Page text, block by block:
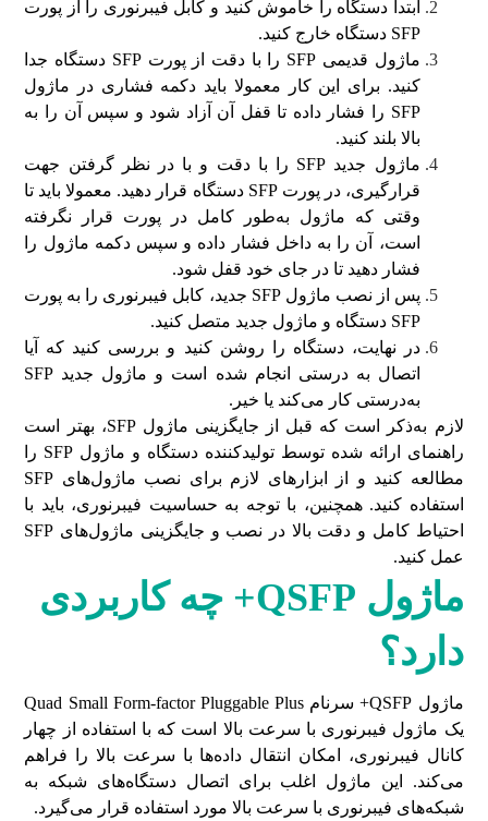
ابتدا دستگاه را خاموش کنید و کابل فیبرنوری را از پورت
SFP دستگاه خارج کنید.
ماژول قدیمی SFP را با دقت از پورت SFP دستگاه جدا
کنید. برای این کار معمولا باید دکمه فشاری در ماژول
SFP را فشار داده تا قفل آن آزاد شود و سپس آن را به
بالا بلند کنید.
ماژول جدید SFP را با دقت و با در نظر گرفتن جهت
قرارگیری، در پورت SFP دستگاه قرار دهید. معمولا باید تا
وقتی که ماژول به‌طور کامل در پورت قرار نگرفته
است، آن را به داخل فشار داده و سپس دکمه ماژول را
فشار دهید تا در جای خود قفل شود.
پس از نصب ماژول SFP جدید، کابل فیبرنوری را به پورت
SFP دستگاه و ماژول جدید متصل کنید.
در نهایت، دستگاه را روشن کنید و بررسی کنید که آیا
اتصال به درستی انجام شده است و ماژول جدید SFP
به‌درستی کار می‌کند یا خیر.
لازم به‌ذکر است که قبل از جایگزینی ماژول SFP، بهتر است
راهنمای ارائه شده توسط تولیدکننده دستگاه و ماژول SFP را
مطالعه کنید و از ابزارهای لازم برای نصب ماژول‌های SFP
استفاده کنید. همچنین، با توجه به حساسیت فیبرنوری، باید با
احتیاط کامل و دقت بالا در نصب و جایگزینی ماژول‌های SFP
عمل کنید.
ماژول QSFP+
چه کاربردی
دارد؟
ماژول QSFP+ سرنام Quad Small Form-factor Pluggable Plus
یک ماژول فیبرنوری با سرعت بالا است که با استفاده از چهار
کانال فیبرنوری، امکان انتقال داده‌ها با سرعت بالا را فراهم
می‌کند. این ماژول اغلب برای اتصال دستگاه‌های شبکه به
شبکه‌های فیبرنوری با سرعت بالا مورد استفاده قرار می‌گیرد.